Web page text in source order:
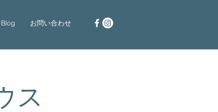
Blog お問い合わせ
ス